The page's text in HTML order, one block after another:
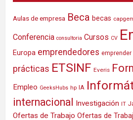
Aulas de empresa Beca becas
Conferencia consultoria Cursos CV
Europa emprendedores emprender
prácticas ETSINF Everis
Empleo GeeksHubs hp IA
internacional Investigación IT
Ofertas de Trabajo Ofertas de